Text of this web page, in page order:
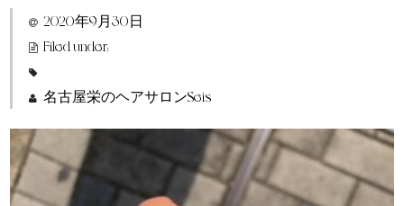
特定商取引法に基づく表示
2020年9月30日
Filed under:
名古屋栄のヘアサロンSeis